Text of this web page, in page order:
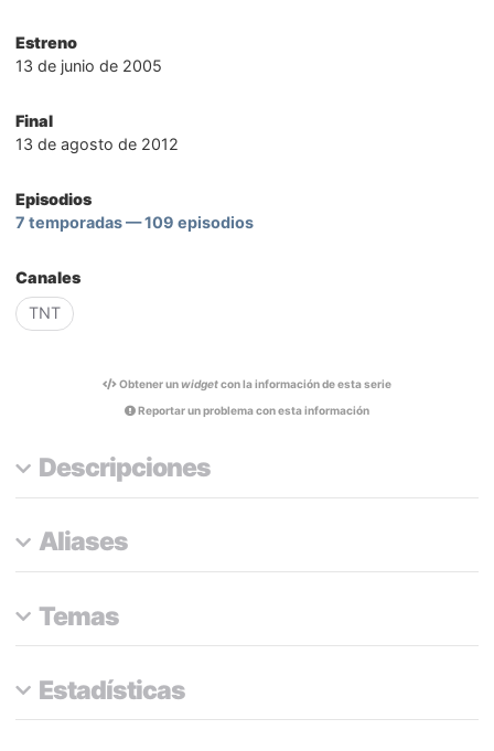
Estreno
13 de junio de 2005
Final
13 de agosto de 2012
Episodios
7 temporadas — 109 episodios
Canales
TNT
Obtener unwidgetcon la información de esta serie
Reportar un problema con esta información
Descripciones
Aliases
Temas
Estadísticas